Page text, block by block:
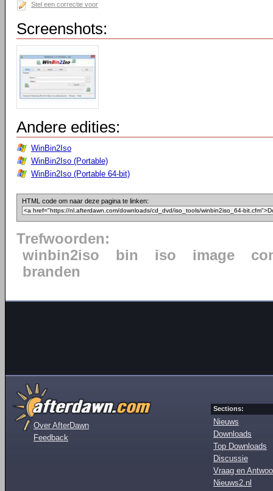
Stel een correctie voor
Screenshots:
Andere edities:
WinBin2Iso
WinBin2Iso (Portable)
WinBin2Iso (Portable 64-bit)
HTML code om naar deze pagina te linken:
Trefwoorden:
winbin2iso
bin iso image
branden
Over AfterDawn
Feedback
Sections:
Nieuws
Downloads
Top Downloads
Discussie
Vraag en
Nieuws2.nl